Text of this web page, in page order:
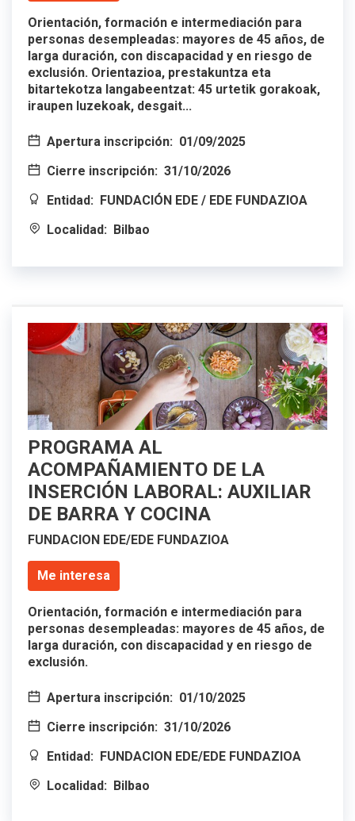
Orientación, formación e intermediación para
personas desempleadas: mayores de 45 años, de
larga duración, con discapacidad y en riesgo de
exclusión. Orientazioa, prestakuntza eta
bitartekotza langabeentzat: 45 urtetik gorakoak,
iraupen luzekoak, desgait...
Apertura inscripción: 01/09/2025
Cierre inscripción: 31/10/2026
Entidad: FUNDACIÓN EDE / EDE FUNDAZIOA
Localidad: Bilbao
PROGRAMA AL
ACOMPAÑAMIENTO DE LA
INSERCIÓN LABORAL: AUXILIAR
DE BARRA Y COCINA
FUNDACION EDE/EDE FUNDAZIOA
Me interesa
Orientación, formación e intermediación para
personas desempleadas: mayores de 45 años, de
larga duración, con discapacidad y en riesgo de
exclusión.
Apertura inscripción: 01/10/2025
Cierre inscripción: 31/10/2026
Entidad: FUNDACION EDE/EDE FUNDAZIOA
Localidad: Bilbao